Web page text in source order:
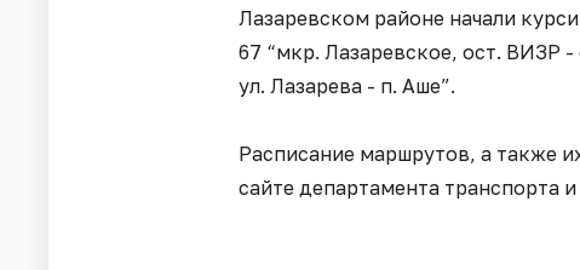
Лазаревском районе начали
67 “мкр. Лазаревское, ост. ВИЗР
ул. Лазарева - п. Аше”.
Расписание маршрутов, а также
сайте департамента транспорта